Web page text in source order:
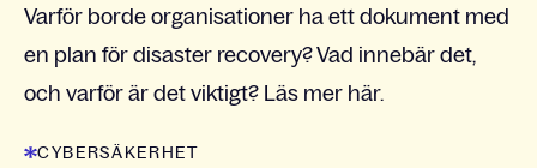
Varför borde organisationer ha ett dokument med
en plan för disaster recovery? Vad innebär det,
och varför är det viktigt? Läs mer här.
CYBERSÄKERHET